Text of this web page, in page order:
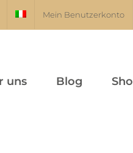
Mein Benutzerkonto
uns Blog